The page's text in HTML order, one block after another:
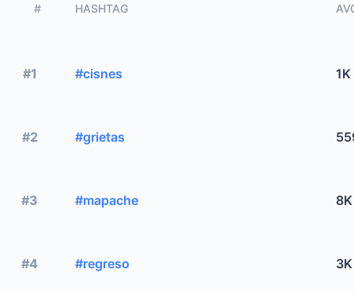
# HASHTAG
#1 #cisnes 1K
#2 #grietas
#3 #mapache 8K
#4 #regreso 3K